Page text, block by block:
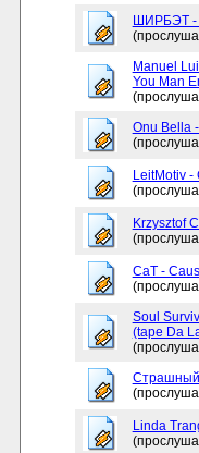
ШИРБЭТ
Manuel
You Man
Onu Bella
LeitMotiv -
Krzysztof
CaT -
Soul
(tape Da
Linda